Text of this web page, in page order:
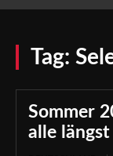
Tag:
Sommer
alle